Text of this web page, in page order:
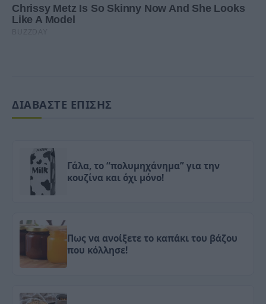
ΔΙΑΒΑΣΤΕ ΕΠΙΣΗΣ
Γάλα, το “πολυμηχάνημα” για την
κουζίνα και όχι μόνο!
Πως να ανοίξετε το καπάκι του βάζου
που κόλλησε!